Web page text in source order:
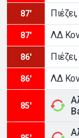
87'
87' ΛΔ
86'
86' ΛΔ
85'